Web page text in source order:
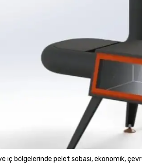
iç bölgelerinde pelet sobası, ekonomik,